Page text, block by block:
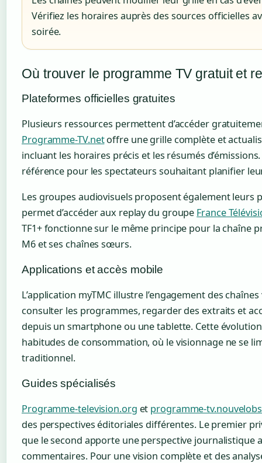
Vérifiez les horaires auprès des sources officielles
soirée.
Où trouver le programme TV gratuit et
Plateformes officielles gratuites
Plusieurs ressources permettent d’accéder
Programme-TV.netoffre une grille complète et
incluant les horaires précis et les résumés
référence pour les spectateurs souhaitant planifier
Les groupes audiovisuels proposent également leurs
permet d’accéder aux replay du groupe France
TF1+ fonctionne sur le même principe pour la chaîne
M6 et ses chaînes sœurs.
Applications et accès mobile
L’application myTMC illustre l’engagement des
consulter les programmes, regarder des extraits et
depuis un smartphone ou une tablette. Cette
habitudes de consommation, où le visionnage ne se
traditionnel.
Guides spécialisés
Programme-television.org et programme-
des perspectives éditoriales différentes. Le premier
que le second apporte une perspective journalistique
commentaires. Pour une vision complète et des